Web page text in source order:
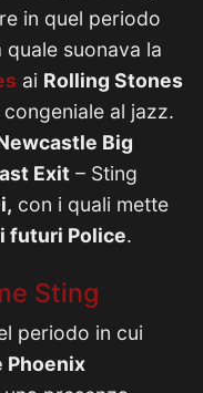
in quel periodo
suonava la
ai Rolling Stones
al jazz.
Big
Exit – Sting
con i quali mette
futuri Police.
Sting
periodo in cui
Phoenix